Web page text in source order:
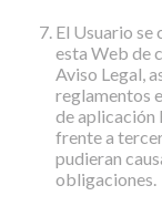
El Usuario se
esta Web de
Aviso Legal,
reglamentos
de aplicación
frente a
pudieran
obligaciones.